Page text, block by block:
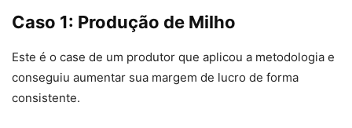
Caso 1: Produção de Milho
Este é o case de um produtor que aplicou a metodologia e
conseguiu aumentar sua margem de lucro de forma
consistente.